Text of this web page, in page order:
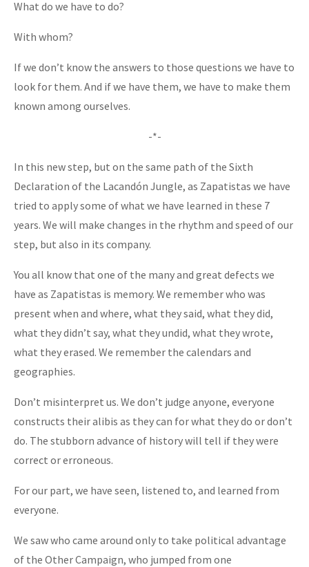
What do we have to do?
With whom?
If we don’t know the answers to those questions we have to
look for them. And if we have them, we have to make them
known among ourselves.
-*-
In this new step, but on the same path of the Sixth
Declaration of the Lacandón Jungle, as Zapatistas we have
tried to apply some of what we have learned in these 7
years. We will make changes in the rhythm and speed of our
step, but also in its company.
You all know that one of the many and great defects we
have as Zapatistas is memory. We remember who was
present when and where, what they said, what they did,
what they didn’t say, what they undid, what they wrote,
what they erased. We remember the calendars and
geographies.
Don’t misinterpret us. We don’t judge anyone, everyone
constructs their alibis as they can for what they do or don’t
do. The stubborn advance of history will tell if they were
correct or erroneous.
For our part, we have seen, listened to, and learned from
everyone.
We saw who came around only to take political advantage
of the Other Campaign, who jumped from one